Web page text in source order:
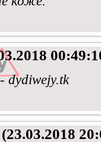
dydiwejy.tk
(23.03.2018